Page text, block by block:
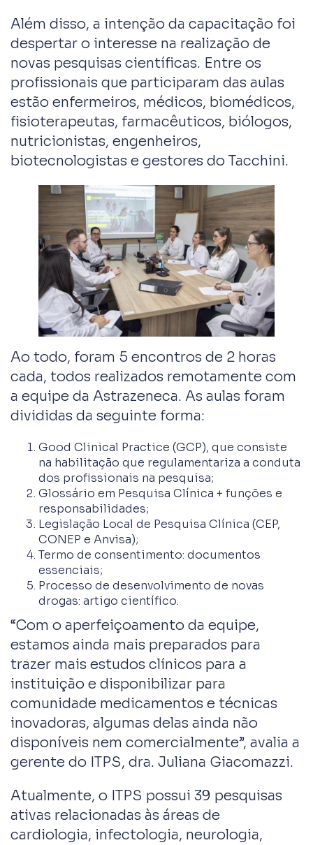
Além disso, a intenção da capacitação foi
despertar o interesse na realização de
novas pesquisas científicas. Entre os
profissionais que participaram das aulas
estão enfermeiros, médicos, biomédicos,
fisioterapeutas, farmacêuticos, biólogos,
nutricionistas, engenheiros,
biotecnologistas e gestores do Tacchini.
Ao todo, foram 5 encontros de 2 horas
cada, todos realizados remotamente com
a equipe da Astrazeneca. As aulas foram
divididas da seguinte forma:
Good Clinical Practice (GCP), que consiste
na habilitação que regulamentariza a conduta
dos profissionais na pesquisa;
Glossário em Pesquisa Clínica + funções e
responsabilidades;
Legislação Local de Pesquisa Clínica (CEP,
CONEP e Anvisa);
Termo de consentimento: documentos
essenciais;
Processo de desenvolvimento de novas
drogas: artigo científico.
“Com o aperfeiçoamento da equipe,
estamos ainda mais preparados para
trazer mais estudos clínicos para a
instituição e disponibilizar para
comunidade medicamentos e técnicas
inovadoras, algumas delas ainda não
disponíveis nem comercialmente”, avalia a
gerente do ITPS, dra. Juliana Giacomazzi.
Atualmente, o ITPS possui 39 pesquisas
ativas relacionadas às áreas de
cardiologia, infectologia, neurologia,